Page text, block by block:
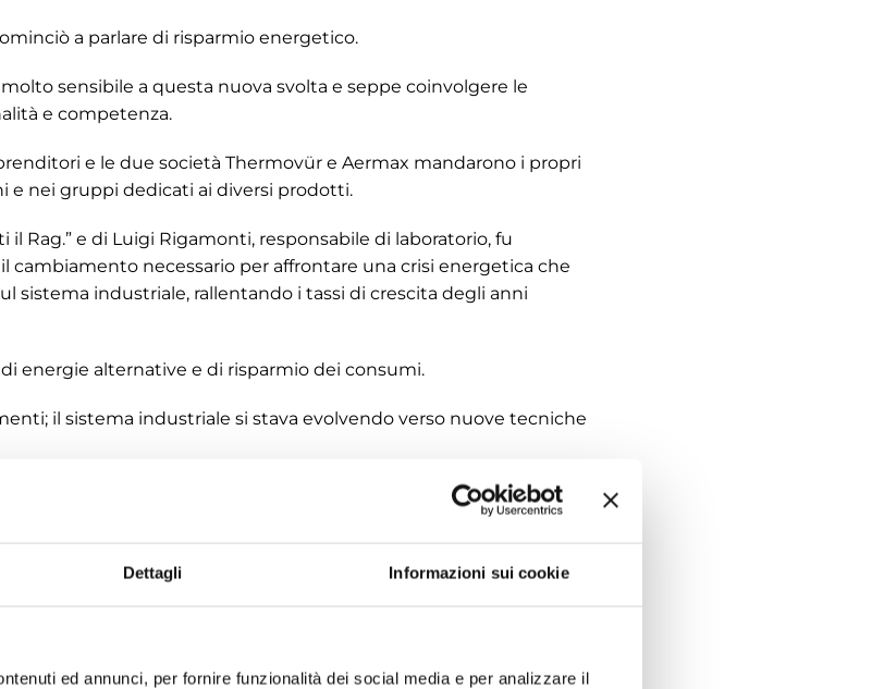
Dettagli Informazioni sui cookie
ed annunci, per fornire funzionalità dei social media e per analizzare il
a parlare di risparmio energetico.
sensibile a questa nuova svolta e seppe coinvolgere le
e competenza.
e le due società Thermovür e Aermax mandarono i propri
e nei gruppi dedicati ai diversi prodotti.
il Rag.” e di Luigi Rigamonti, responsabile di laboratorio, fu
necessario per affrontare una crisi energetica che
sistema industriale, rallentando i tassi di crescita degli anni
energie alternative e di risparmio dei consumi.
il sistema industriale si stava evolvendo verso nuove tecniche
cominciò a progettare le caldaie che potevano essere installate
gli utenti a riscaldare il proprio ambiente in modo autonomo
gas. Vi racconto come la decisione di introdurre un nuovo
piuttosto acceso tra i due fondatori della nostra azienda.